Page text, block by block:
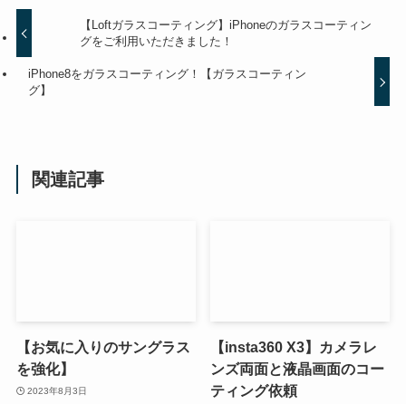
【Loftガラスコーティング】iPhoneのガラスコーティン
グをご利用いただきました！
iPhone8をガラスコーティング！【ガラスコーティン
グ】
関連記事
【お気に入りのサングラス
を強化】
2023年8月3日
【insta360 X3】カメラレ
ンズ両面と液晶画面のコー
ティング依頼